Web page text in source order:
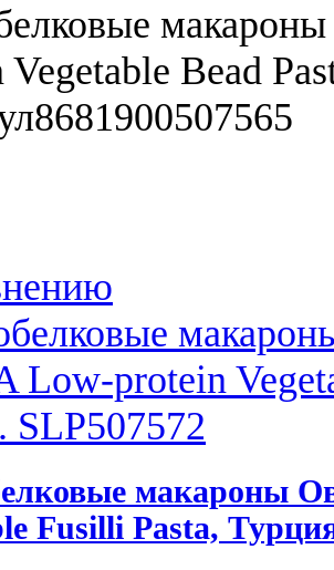
Bead
8681900507565
макароны
Fusilli Pasta,